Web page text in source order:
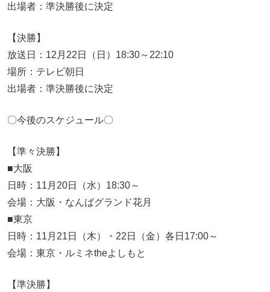
出場者：準決勝後に決定
【決勝】
放送日：12月22日（日）18:30～22:10
場所：テレビ朝日
出場者：準決勝後に決定
〇今後のスケジュール〇
【準々決勝】
■大阪
日時：11月20日（水）18:30～
会場：大阪・なんばグランド花月
■東京
日時：11月21日（木）・22日（金）各日17:00～
会場：東京・ルミネtheよしもと
【準決勝】